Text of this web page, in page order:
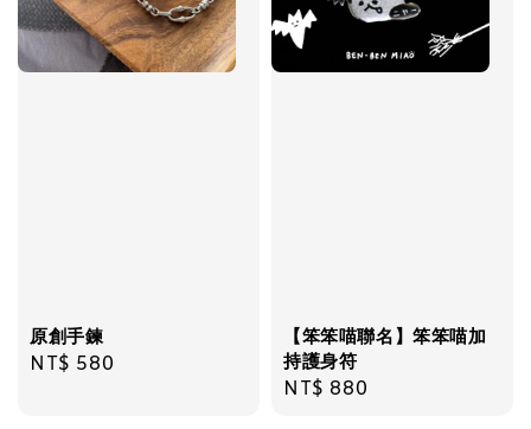
原創手鍊
Regular
NT$ 580
【笨笨喵聯名】笨笨喵加
持護身符
Regular
NT$ 880